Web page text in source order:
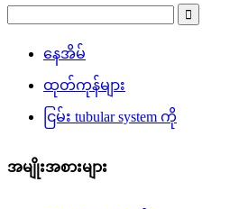
နေအိမ်
ထုတ်ကုန်များ
ငြမ်း tubular system ကို
အမျိုးအစားများ